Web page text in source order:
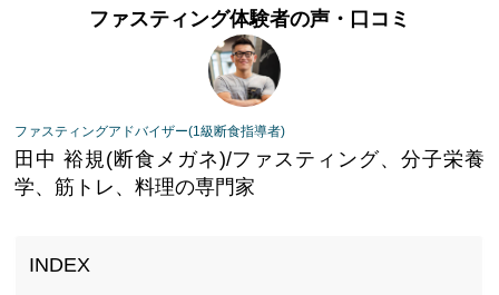
ファスティング体験者の声・口コミ
ファスティングアドバイザー(1級断食指導者)
田中 裕規(断食メガネ)/ファスティング、分子栄養
学、筋トレ、料理の専門家